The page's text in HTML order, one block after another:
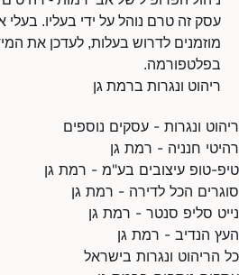
עסק זה טרם נוהל על ידי בעליו. בעלי
מוזמנים לדרוש בעלות, לעדכן את
בפלטפורמה.
ריהוט ונגרות ברמת גן
ריהוט ונגרות - עסקים נוספים
רהיטי חנניה - רמת גן
טיפ-טופ עיצובים בע"מ - רמת גן
סוגרים הכל לדירה - רמת גן
נייט סליפ סנטר - רמת גן
העץ הנדיב - רמת גן
כל הריהוט ונגרות בישראל